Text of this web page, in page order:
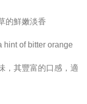
的鮮嫩淡香
hint of bitter orange
，其豐富的口感，適